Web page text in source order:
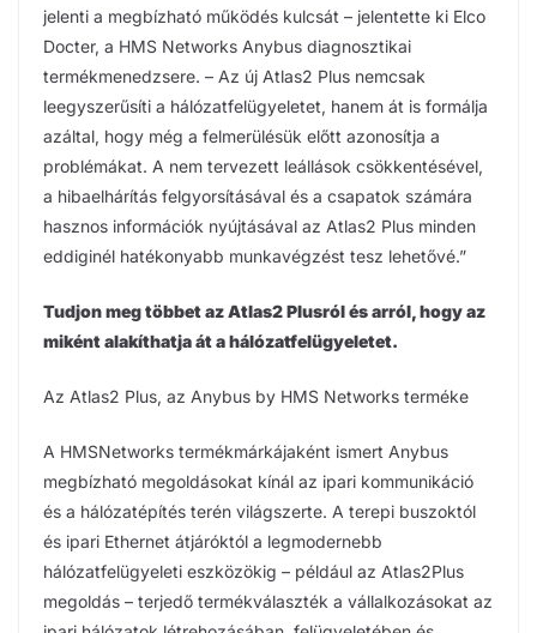
jelenti a megbízható működés kulcsát – jelentette ki Elco
Docter, a HMS Networks Anybus diagnosztikai
termékmenedzsere. – Az új Atlas2 Plus nemcsak
leegyszerűsíti a hálózatfelügyeletet, hanem át is formálja
azáltal, hogy még a felmerülésük előtt azonosítja a
problémákat. A nem tervezett leállások csökkentésével,
a hibaelhárítás felgyorsításával és a csapatok számára
hasznos információk nyújtásával az Atlas2 Plus minden
eddiginél hatékonyabb munkavégzést tesz lehetővé.”
Tudjon meg többet az Atlas2 Plusról és arról, hogy az
miként alakíthatja át a hálózatfelügyeletet.
Az Atlas2 Plus, az Anybus by HMS Networks terméke
A HMSNetworks termékmárkájaként ismert Anybus
megbízható megoldásokat kínál az ipari kommunikáció
és a hálózatépítés terén világszerte. A terepi buszoktól
és ipari Ethernet átjáróktól a legmodernebb
hálózatfelügyeleti eszközökig – például az Atlas2Plus
megoldás – terjedő termékválaszték a vállalkozásokat az